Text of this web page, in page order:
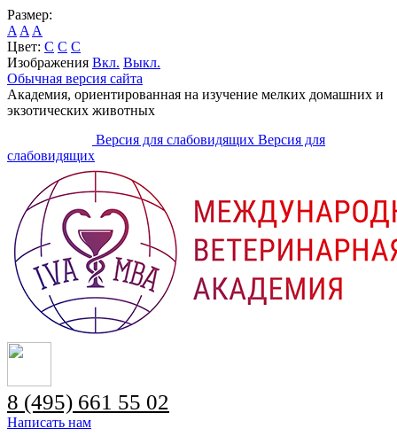
Размер:
A A A
Цвет: C C C
Изображения Вкл. Выкл.
Обычная версия сайта
Академия, ориентированная на изучение мелких домашних и
экзотических животных
Версия для слабовидящих Версия для
слабовидящих
8 (495) 661 55 02
Написать нам